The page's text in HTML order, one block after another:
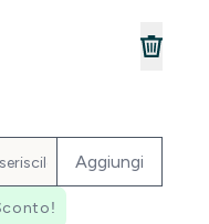
Aggiungi